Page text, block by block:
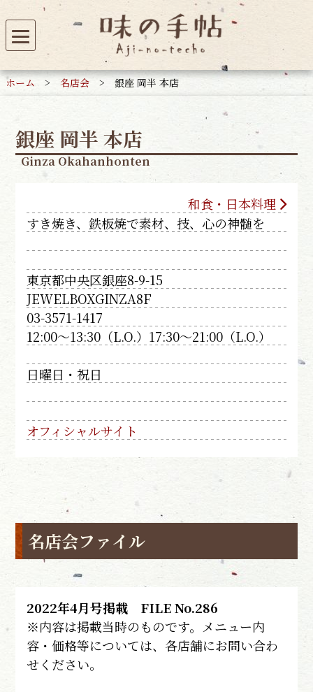
ホーム > 名店会 > 銀座 岡半 本店
銀座 岡半 本店
Ginza Okahanhonten
和食・日本料理
すき焼き、鉄板焼で素材、技、心の神髄を
東京都中央区銀座8-9-15
JEWELBOXGINZA8F
03-3571-1417
12:00～13:30（L.O.）17:30～21:00（L.O.）
日曜日・祝日
オフィシャルサイト
名店会ファイル
2022年4月号掲載 FILE No.286
※内容は掲載当時のものです。メニュー内
容・価格等については、各店舗にお問い合わ
せください。